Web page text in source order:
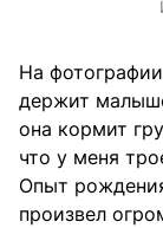
На
держит
она кормит
что у меня
Опыт
произвел